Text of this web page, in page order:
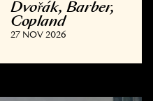
Dvořák, Barber,
Copland
27 NOV 2026